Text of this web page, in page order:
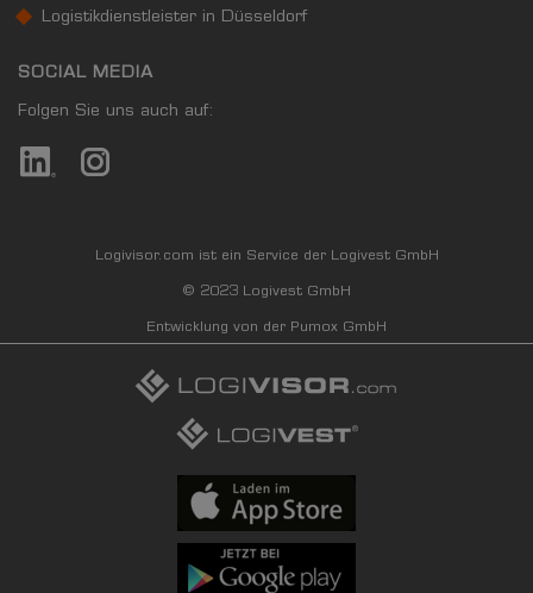
Logistikdienstleister in Düsseldorf
SOCIAL MEDIA
Folgen Sie uns auch auf:
Logivisor.com ist ein Service der Logivest GmbH
© 2023 Logivest GmbH
Entwicklung von der Pumox GmbH